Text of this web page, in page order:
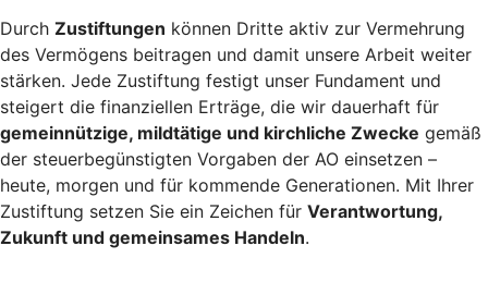
Durch Zustiftungen können Dritte aktiv zur Vermehrung
des Vermögens beitragen und damit unsere Arbeit weiter
stärken. Jede Zustiftung festigt unser Fundament und
steigert die finanziellen Erträge, die wir dauerhaft für
gemeinnützige, mildtätige und kirchliche Zwecke gemäß
der steuerbegünstigten Vorgaben der AO einsetzen –
heute, morgen und für kommende Generationen. Mit Ihrer
Zustiftung setzen Sie ein Zeichen für Verantwortung,
Zukunft und gemeinsames Handeln.